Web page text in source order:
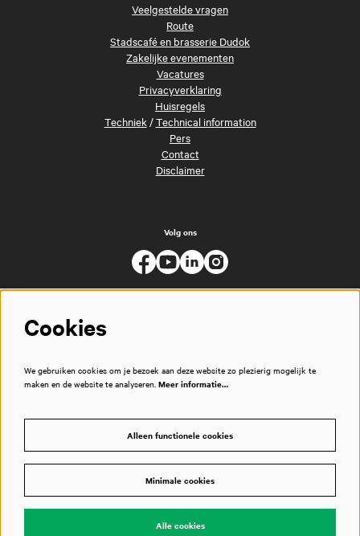
Veelgestelde vragen
Route
Stadscafé en brasserie Dudok
Zakelijke evenementen
Vacatures
Privacyverklaring
Huisregels
Techniek/Technical information
Pers
Contact
Disclaimer
Volg ons
Cookies
We gebruiken cookies om je bezoek aan deze website zo plezierig mogelijk te
maken en de website te analyseren. Meer informatie…
Alleen functionele cookies
Minimale cookies
Alle cookies